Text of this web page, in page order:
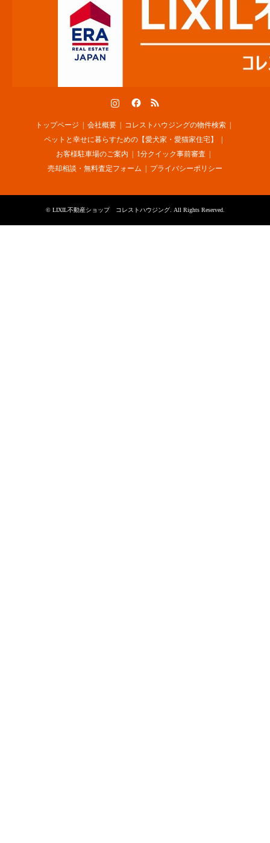
トップページ 会社概要
コレストハウジングの物件検索
ペットと幸せに暮らすための【愛犬家・愛猫家住宅】
お客様駐車場のご案内
1分クイック事前審査
売却相談・無料査定フォーム
プライバシーポリシー
© LIXIL不動産ショップ コレストハウジング. All Rights Reserved.